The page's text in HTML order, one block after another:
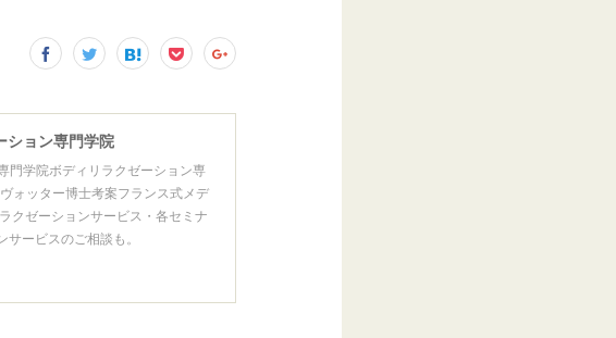
ョン専門学院
門学院ボディリラクゼーション専
ォッター博士考案フランス式メデ
クゼーションサービス・各セミナ
ービスのご相談も。